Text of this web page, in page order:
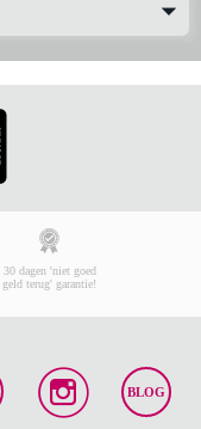
30 dagen 'niet goed
geld terug' garantie!
BLOG